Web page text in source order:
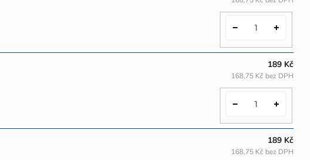
189 Kč
168,75 Kč bez DPH
189 Kč
168,75 Kč bez DPH